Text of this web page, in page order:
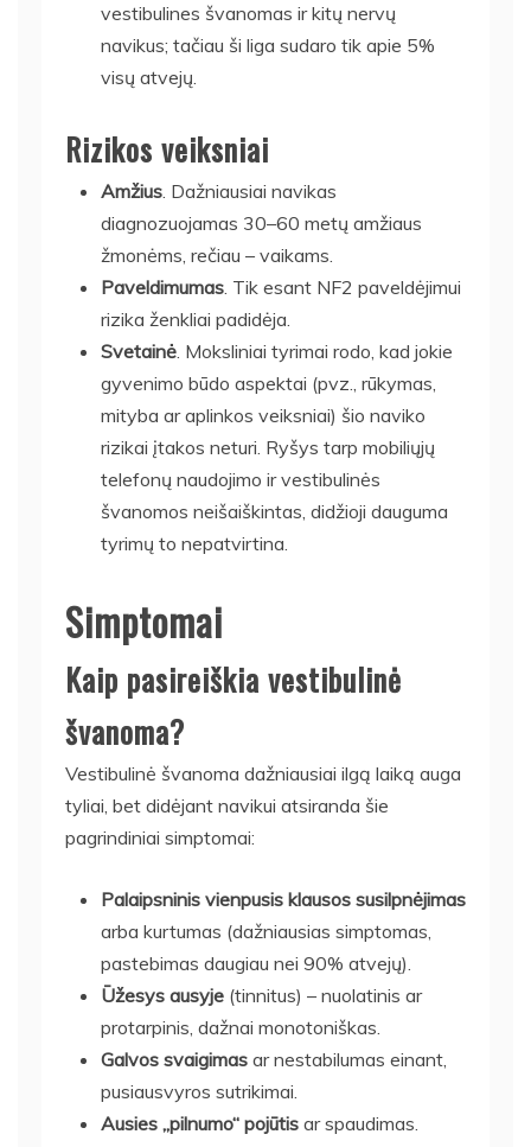
vestibulines švanomas ir kitų nervų
navikus; tačiau ši liga sudaro tik apie 5%
visų atvejų.
Rizikos veiksniai
Amžius . Dažniausiai navikas
diagnozuojamas 30–60 metų amžiaus
žmonėms, rečiau – vaikams.
Paveldimumas . Tik esant NF2 paveldėjimui
rizika ženkliai padidėja.
Svetainė . Moksliniai tyrimai rodo, kad jokie
gyvenimo būdo aspektai (pvz., rūkymas,
mityba ar aplinkos veiksniai) šio naviko
rizikai įtakos neturi. Ryšys tarp mobiliųjų
telefonų naudojimo ir vestibulinės
švanomos neišaiškintas, didžioji dauguma
tyrimų to nepatvirtina.
Simptomai
Kaip pasireiškia vestibulinė
švanoma?
Vestibulinė švanoma dažniausiai ilgą laiką auga
tyliai, bet didėjant navikui atsiranda šie
pagrindiniai simptomai:
Palaipsninis vienpusis klausos susilpnėjimas
arba kurtumas (dažniausias simptomas,
pastebimas daugiau nei 90% atvejų).
Ūžesys ausyje (tinnitus) – nuolatinis ar
protarpinis, dažnai monotoniškas.
Galvos svaigimas ar nestabilumas einant,
pusiausvyros sutrikimai.
Ausies „pilnumo“ pojūtis ar spaudimas.